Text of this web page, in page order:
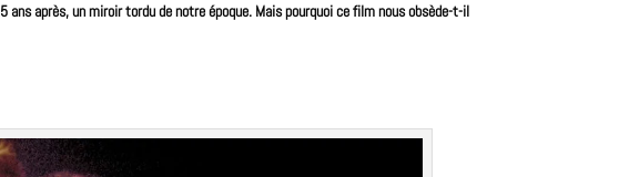
ans après, un miroir tordu de notre époque. Mais pourquoi ce film nous obsède-t-il